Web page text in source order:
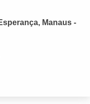
Manaus -